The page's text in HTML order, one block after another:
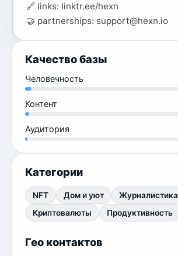
🔗 links: linktr.ee/hexn
🤝 partnerships: support@hexn.io
Качество базы
Человечность
Контент
Аудитория
Категории
NFT Дом и уют
Журналистика
Криптовалюты
Продуктивность
Гео контактов